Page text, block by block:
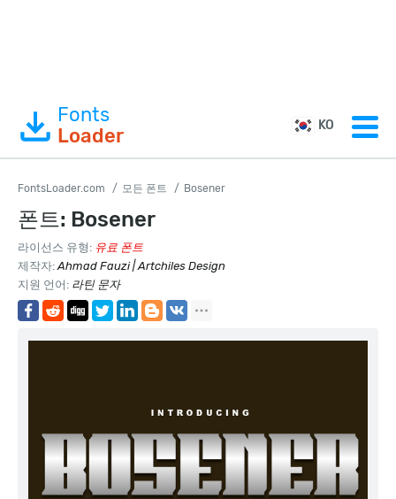
Fonts
Loader
KO
FontsLoader.com 모든 폰트 Bosener
폰트: Bosener
라이선스 유형: 유료 폰트
제작자:Ahmad Fauzi | Artchiles Design
지원 언어: 라틴 문자